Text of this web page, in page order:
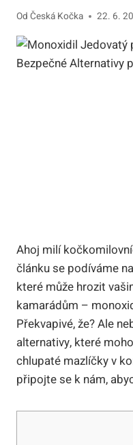
Od Česká Kočka 22. 6.
Ahoj milí
článku se podíváme
které může hrozit
kamarádům –
Překvapivé, že? Ale
alternativy, které
chlupaté mazlíčky v
připojte se k nám,